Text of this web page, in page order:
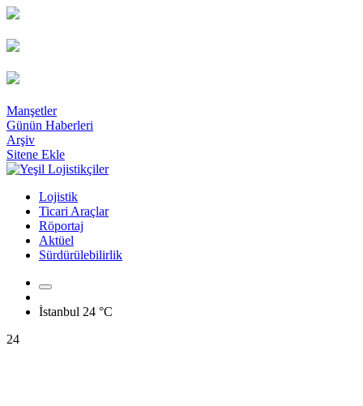
Manşetler
Günün Haberleri
Arşiv
Sitene Ekle
Lojistik
Ticari Araçlar
Röportaj
Aktüel
Sürdürülebilirlik
İstanbul 24 °C
24